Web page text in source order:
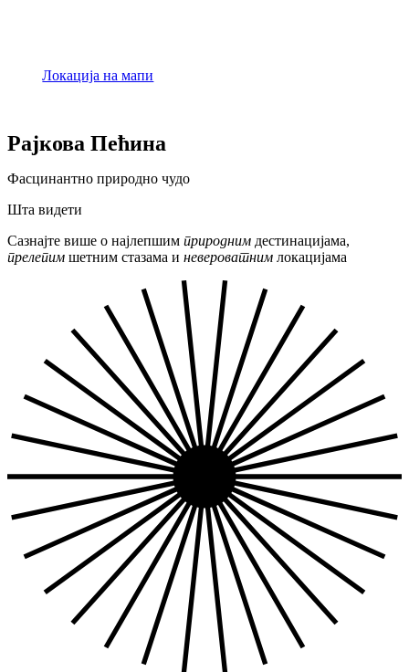
Локација на мапи
Рајкова Пећина
Фасцинантно природно чудо
Шта видети
Сазнајте више о најлепшим природним дестинацијама,
прелепим шетним стазама и невероватним локацијама